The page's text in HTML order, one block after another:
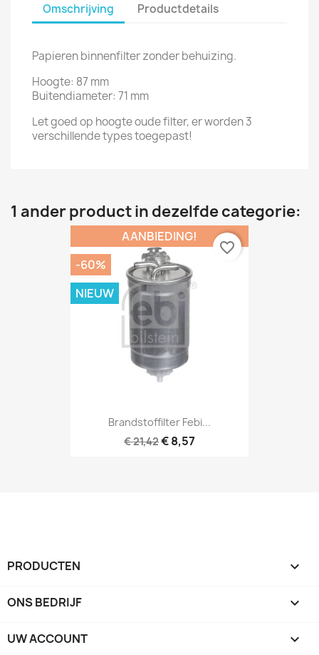
Omschrijving Productdetails
Papieren binnenfilter zonder behuizing.
Hoogte: 87 mm
Buitendiameter: 71 mm
Let goed op hoogte oude filter, er worden 3
verschillende types toegepast!
1 ander product in dezelfde categorie:
Brandstoffilter Febi...
€ 21,42€ 8,57
AANBIEDING!
-60%
NIEUW
favorite_border
PRODUCTEN 
ONS BEDRIJF 
UW ACCOUNT 